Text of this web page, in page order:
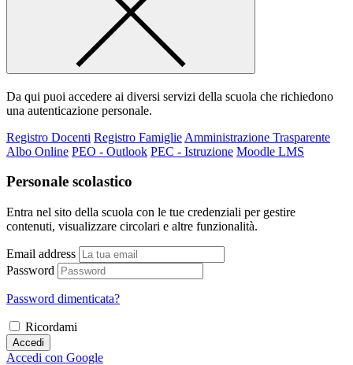
Da qui puoi accedere ai diversi servizi della scuola che richiedono
una autenticazione personale.
Registro Docenti Registro Famiglie Amministrazione Trasparente
Albo Online PEO - Outlook PEC - Istruzione Moodle LMS
Personale scolastico
Entra nel sito della scuola con le tue credenziali per gestire
contenuti, visualizzare circolari e altre funzionalità.
Email address
Password
Password dimenticata?
Ricordami
Accedi
Accedi con Google